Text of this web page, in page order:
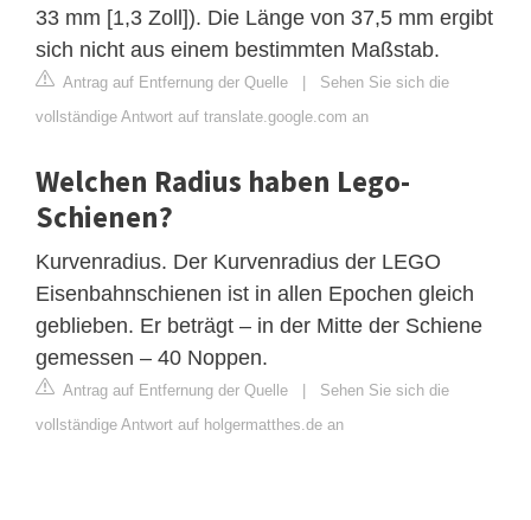
33 mm [1,3 Zoll]). Die Länge von 37,5 mm ergibt
sich nicht aus einem bestimmten Maßstab.
Antrag auf Entfernung der Quelle
Sehen Sie sich die
vollständige Antwort auf translate.google.com an
Welchen Radius haben Lego-
Schienen?
Kurvenradius. Der Kurvenradius der LEGO
Eisenbahnschienen ist in allen Epochen gleich
geblieben. Er beträgt – in der Mitte der Schiene
gemessen – 40 Noppen.
Antrag auf Entfernung der Quelle
Sehen Sie sich die
vollständige Antwort auf holgermatthes.de an